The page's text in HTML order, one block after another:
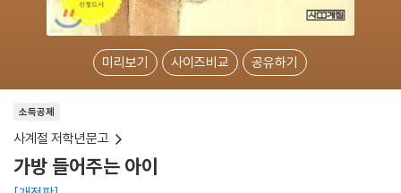
미리보기 사이즈비교 공유하기
소득공제
사계절 저학년문고
가방 들어주는 아이